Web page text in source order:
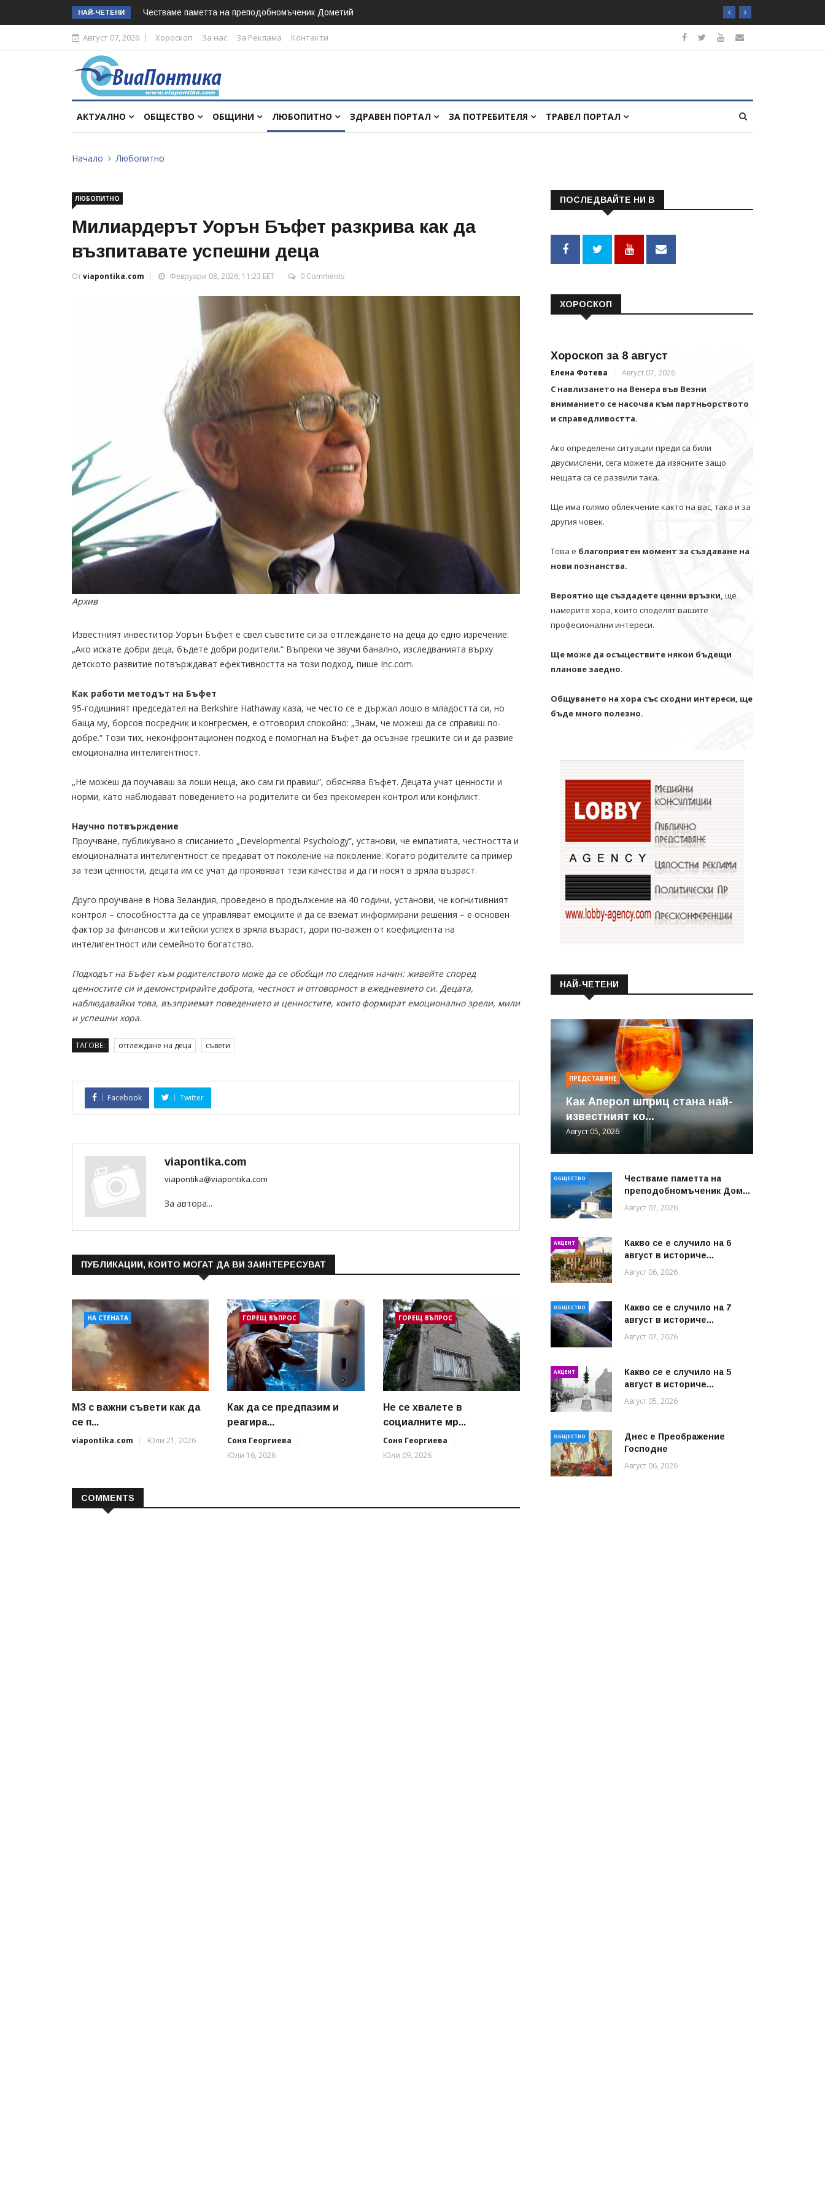
НАЙ-ЧЕТЕНИ Честваме паметта на преподобномъченик Дометий
Август 07, 2026 Хороскоп За нас За Реклама Контакти
АКТУАЛНО ОБЩЕСТВО ОБЩИНИ ЛЮБОПИТНО ЗДРАВЕН ПОРТАЛ ЗА ПОТРЕБИТЕЛЯ ТРАВЕЛ ПОРТАЛ
Начало Любопитно
ЛЮБОПИТНО
Милиардерът Уорън Бъфет разкрива как да
възпитавате успешни деца
Отviapontika.com Февруари 08, 2026, 11:23 EET 0 Comments
Архив
Известният инвеститор Уорън Бъфет е свел съветите си за отглеждането на деца до едно изречение:
„Ако искате добри деца, бъдете добри родители.“ Въпреки че звучи банално, изследванията върху
детското развитие потвърждават ефективността на този подход, пише Inc.com.
Как работи методът на Бъфет
95-годишният председател на Berkshire Hathaway каза, че често се е държал лошо в младостта си, но
баща му, борсов посредник и конгресмен, е отговорил спокойно: „Знам, че можеш да се справиш по-
добре.“ Този тих, неконфронтационен подход е помогнал на Бъфет да осъзнае грешките си и да развие
емоционална интелигентност.
„Не можеш да поучаваш за лоши неща, ако сам ги правиш“, обяснява Бъфет. Децата учат ценности и
норми, като наблюдават поведението на родителите си без прекомерен контрол или конфликт.
Научно потвърждение
Проучване, публикувано в списанието „Developmental Psychology“, установи, че емпатията, честността и
емоционалната интелигентност се предават от поколение на поколение. Когато родителите са пример
за тези ценности, децата им се учат да проявяват тези качества и да ги носят в зряла възраст.
Друго проучване в Нова Зеландия, проведено в продължение на 40 години, установи, че когнитивният
контрол – способността да се управляват емоциите и да се вземат информирани решения – е основен
фактор за финансов и житейски успех в зряла възраст, дори по-важен от коефициента на
интелигентност или семейното богатство.
Подходът на Бъфет към родителството може да се обобщи по следния начин: живейте според
ценностите си и демонстрирайте доброта, честност и отговорност в ежедневието си. Децата,
наблюдавайки това, възприемат поведението и ценностите, които формират емоционално зрели, мили
и успешни хора.
ТАГОВЕ: отглеждане на деца съвети
Facebook Twitter
viapontika.com
viapontika@viapontika.com
За автора...
ПУБЛИКАЦИИ, КОИТО МОГАТ ДА ВИ ЗАИНТЕРЕСУВАТ
НА СТЕНАТА
МЗ с важни съвети как да
се п...
viapontika.com
Юли 21, 2026
ГОРЕЩ ВЪПРОС
Как да се предпазим и
реагира...
Соня Георгиева
Юли 16, 2026
ГОРЕЩ ВЪПРОС
Не се хвалете в
социалните мр...
Соня Георгиева
Юли 09, 2026
COMMENTS
ПОСЛЕДВАЙТЕ НИ В
ХОРОСКОП
Хороскоп за 8 август
Елена Фотева Август 07, 2026
С навлизането на Венера във Везни
вниманието се насочва към партньорството
и справедливостта.
Ако определени ситуации преди са били
двусмислени, сега можете да изясните защо
нещата са се развили така.
Ще има голямо облекчение както на вас, така и за
другия човек.
Това е благоприятен момент за създаване на
нови познанства.
Вероятно ще създадете ценни връзки, ще
намерите хора, които споделят вашите
професионални интереси.
Ще може да осъществите някои бъдещи
планове заедно.
Общуването на хора със сходни интереси, ще
бъде много полезно.
НАЙ-ЧЕТЕНИ
ПРЕДСТАВЯНЕ
Как Аперол шприц стана най-
известният ко...
Август 05, 2026
ОБЩЕСТВО
Честваме паметта на
преподобномъченик Дом...
Август 07, 2026
АКЦЕНТ
Какво се е случило на 6
август в историче...
Август 06, 2026
ОБЩЕСТВО
Какво се е случило на 7
август в историче...
Август 07, 2026
АКЦЕНТ
Какво се е случило на 5
август в историче...
Август 05, 2026
ОБЩЕСТВО
Днес е Преображение
Господне
Август 06, 2026